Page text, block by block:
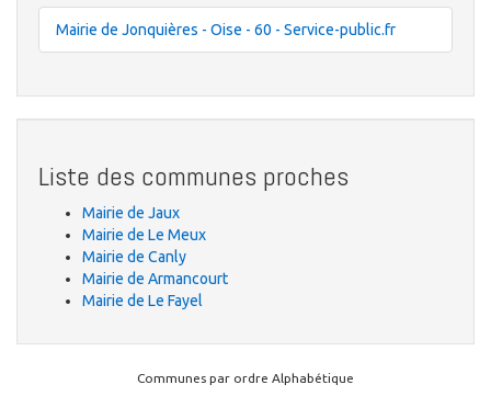
Mairie de Jonquières - Oise - 60 - Service-public.fr
Liste des communes proches
Mairie de Jaux
Mairie de Le Meux
Mairie de Canly
Mairie de Armancourt
Mairie de Le Fayel
Communes par ordre Alphabétique